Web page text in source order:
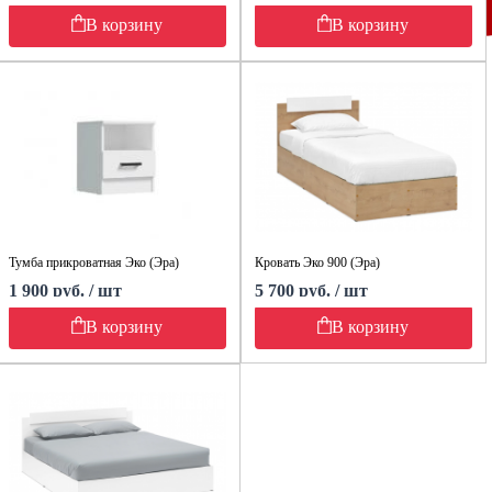
В корзину
В корзину
Тумба прикроватная Эко (Эра)
1 900 руб. / шт
В корзину
Кровать Эко 900 (Эра)
5 700 руб. / шт
В корзину